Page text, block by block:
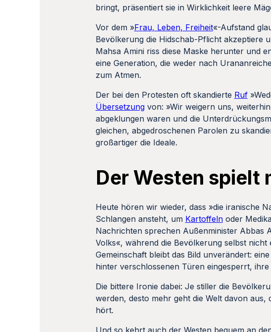
bringt, präsentiert sie in Wirklichkeit leere
Vor dem »Frau, Leben, Freiheit«-Aufstand
Bevölkerung die Hidschab-Pflicht akzeptiere
Mahsa Amini riss diese Maske herunter und
eine Generation, die weder nach
zum Atmen.
Der bei den Protesten oft skandierte Ruf
Übersetzungvon: »Wir weigern uns,
abgeklungen waren und die
gleichen, abgedroschenen Parolen zu
großartiger die Ideale.
Der Westen spielt
Heute hören wir wieder, dass »die iranische
Schlangen ansteht, um Kartoffelnoder
Nachrichten sprechen Außenminister Abbas
Volks«, während die Bevölkerung selbst
Gemeinschaft bleibt das Bild unverändert:
hinter verschlossenen Türen eingesperrt,
Die bittere Ironie dabei: Je stiller die
werden, desto mehr geht die Welt davon aus,
hört.
Und so kehrt auch der Westen bequem an